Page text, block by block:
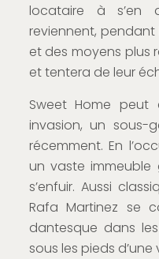
locataire à s’en
reviennent,
et des moyens plus
et tentera de leur
Sweet Home
invasion, un sous-
récemment. En
un vaste
s’enfuir. Aussi
Rafa Martinez se
dantesque dans
sous les pieds